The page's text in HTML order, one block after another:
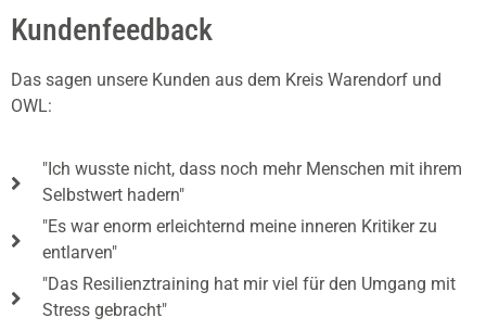
Kundenfeedback
Das sagen unsere Kunden aus dem Kreis Warendorf und
OWL:
"Ich wusste nicht, dass noch mehr Menschen mit ihrem
Selbstwert hadern"
"Es war enorm erleichternd meine inneren Kritiker zu
entlarven"
"Das Resilienztraining hat mir viel für den Umgang mit
Stress gebracht"